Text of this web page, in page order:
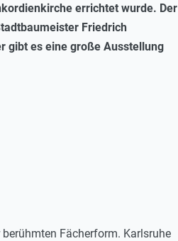
errichtet wurde. Der
Friedrich
gibt es eine große Ausstellung
Fächerform. Karlsruhe